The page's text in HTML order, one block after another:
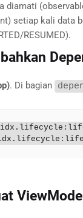
diamati
setiap kali data
RESUMED).
. Di bagian